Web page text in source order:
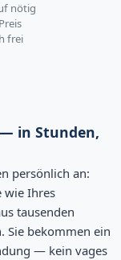
nötig
frei
in Stunden,
persönlich an:
wie Ihres
tausenden
Sie bekommen ein
— kein vages